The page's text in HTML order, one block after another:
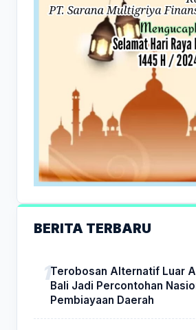
BERITA TERBARU
Terobosan Alternatif Luar
Bali Jadi Percontohan
Pembiayaan Daerah